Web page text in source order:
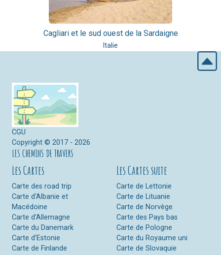
Cagliari et le sud ouest de la Sardaigne
Italie
CGU
Copyright © 2017 - 2026
LES CHEMINS DE TRAVERS
Les Cartes
Carte des road trip
Carte d'Albanie et
Macédoine
Carte d'Allemagne
Carte du Danemark
Carte d'Estonie
Carte de Finlande
Les Cartes suite
Carte de Lettonie
Carte de Lituanie
Carte de Norvège
Carte des Pays bas
Carte de Pologne
Carte du Royaume uni
Carte de Slovaquie